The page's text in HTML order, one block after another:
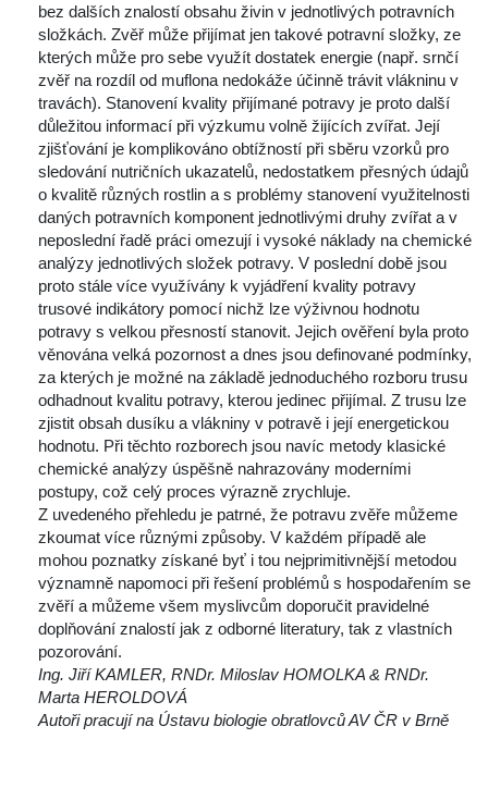
bez dalších znalostí obsahu živin v jednotlivých potravních
složkách. Zvěř může přijímat jen takové potravní složky, ze
kterých může pro sebe využít dostatek energie (např. srnčí
zvěř na rozdíl od muflona nedokáže účinně trávit vlákninu v
travách). Stanovení kvality přijímané potravy je proto další
důležitou informací při výzkumu volně žijících zvířat. Její
zjišťování je komplikováno obtížností při sběru vzorků pro
ledování nutričních ukazatelů, nedostatkem přesných údajů
o kvalitě různých rostlin a s problémy stanovení využitelnosti
daných potravních komponent jednotlivými druhy zvířat a v
neposlední řadě práci omezují i vysoké náklady na chemické
analýzy jednotlivých složek potravy. V poslední době jsou
proto stále více využívány k vyjádření kvality potravy
trusové indikátory pomocí nichž lze výživnou hodnotu
potravy s velkou přesností stanovit. Jejich ověření byla proto
věnována velká pozornost a dnes jsou definované podmínky,
za kterých je možné na základě jednoduchého rozboru trusu
odhadnout kvalitu potravy, kterou jedinec přijímal. Z trusu lze
zjistit obsah dusíku a vlákniny v potravě i její energetickou
hodnotu. Při těchto rozborech jsou navíc metody klasické
chemické analýzy úspěšně nahrazovány moderními
postupy, což celý proces výrazně zrychluje.
Z uvedeného přehledu je patrné, že potravu zvěře můžeme
zkoumat více různými způsoby. V každém případě ale
mohou poznatky získané byť i tou nejprimitivnější metodou
významně napomoci při řešení problémů s hospodařením se
zvěří a můžeme všem myslivcům doporučit pravidelné
doplňování znalostí jak z odborné literatury, tak z vlastních
pozorování.
Ing. Jiří KAMLER, RNDr. Miloslav HOMOLKA & RNDr.
Marta HEROLDOVÁ
Autoři pracují na Ústavu biologie obratlovců AV ČR v Brně